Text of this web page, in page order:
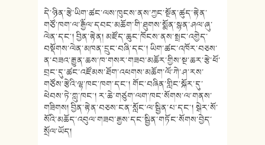
དེ་ཉིན་རྩེ་ཡིག་ཚང་ལས་ཁུངས་ནས་ཀྱང་སྔོན་ཚུད་རྟེན་
གཙོ་ཁག་ལ་༸རྒྱལ་དབང་མཆོག་གི་ཐུགས་སྨོན་སྙན་ཤལ་ཞུ་
ལེན་དང༌། བྱིན་རྟེན། མཛོད་ཆུང་ཁོངས་ནས་སྤྲང་འགྱེད་
བསྡོགས་ལེན་མཁན་དྲུང་བཞི་དང༌། ཡིག་ཚང་འཁོར་བཅས་
ན་བཟའ་རྒྱུན་ཆས་ཁ་གསར་གཟབ་མཆོར་གྱིས་སྔ་ཆར་རྩེ་ཕོ་
བྲང་དུ་ཚང་འཛོམས་ཐོག་འཕགས་མཆོག་ལོ་ཀེ་ཤ་རས་
གཙོས་རྩེའི་ལྷ་ཁང་ཁག་དང༌། གོང་བཞིན་གླིང་སྐོར་དུ་
ཕེབས་ཏེ་ཀླུ་ཁང༌། ར་ཆེ་གཙུག་ལག་ཁང་སོགས་ལ་གནས་
གཟིགས། བྱིན་རྟེན་བཅས་ངན་སློང་ལ་སྦྱིན་པ་དང༌། སྒེར་སོ་
སོའི་མཆོད་འབུལ་གཟབ་རྒྱས་དང་སྦྱིན་གཏོང་སོགས་བྱེད་
སྲོལ་ཡོད།